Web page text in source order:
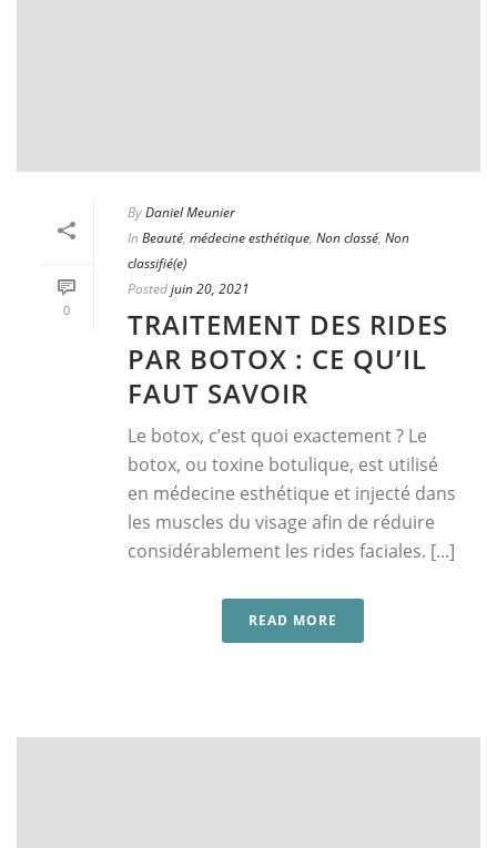
0
ByDaniel Meunier
In Beauté, médecine esthétique, Non classé, Non
classifié(e)
Postedjuin 20, 2021
TRAITEMENT DES RIDES
PAR BOTOX : CE QU’IL
FAUT SAVOIR
Le botox, c’est quoi exactement ? Le
botox, ou toxine botulique, est utilisé
en médecine esthétique et injecté dans
les muscles du visage afin de réduire
considérablement les rides faciales. [...]
READ MORE